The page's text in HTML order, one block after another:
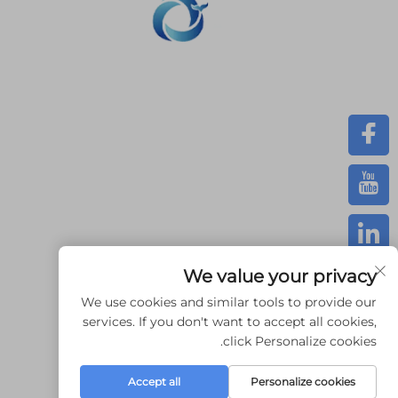
We value your privacy
We use cookies and similar tools to provide our
services. If you don't want to accept all cookies,
click Personalize cookies.
Personalize cookies
Accept all